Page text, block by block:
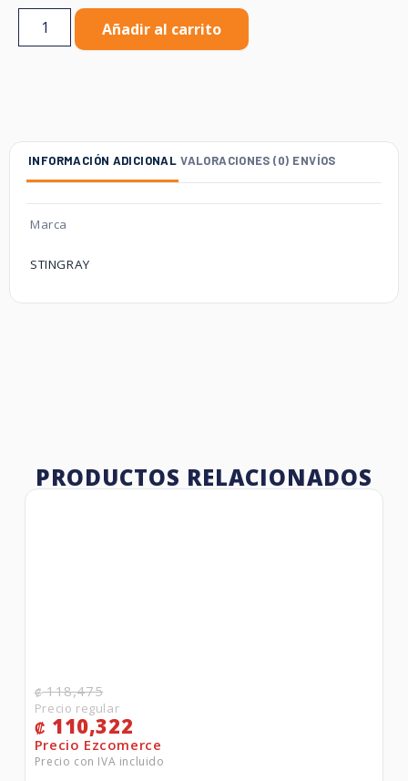
Añadir al carrito
INFORMACIÓN ADICIONAL VALORACIONES (0) ENVÍOS
Marca
STINGRAY
PRODUCTOS RELACIONADOS
₡118,475
₡ 110,322